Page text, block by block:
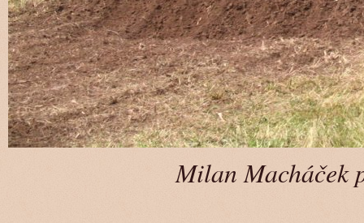
Milan Macháček